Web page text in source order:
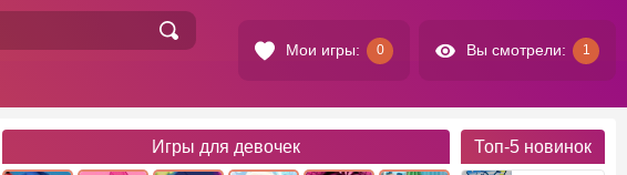
Мои игры: 0 Вы смотрели: 1
Игры для девочек Топ-5 новинок